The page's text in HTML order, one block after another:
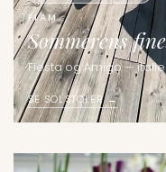
FIAM
Sommerens
Fiesta og Amigo —
SE SOLSTOLER →